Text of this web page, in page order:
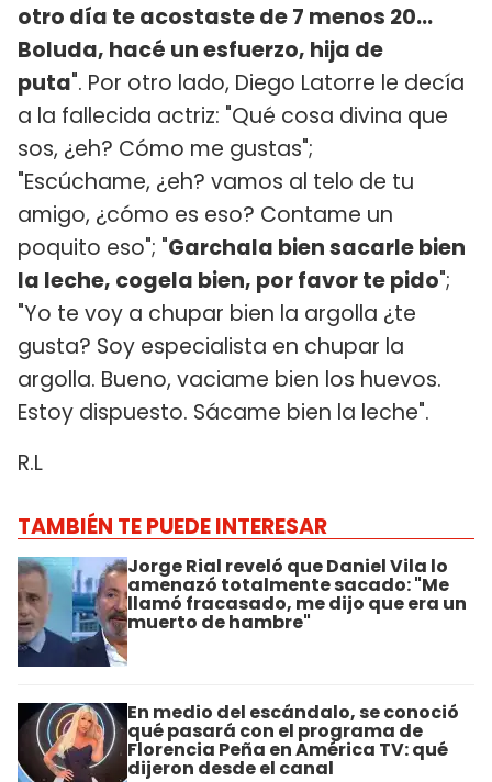
otro día te acostaste de 7 menos 20…
Boluda, hacé un esfuerzo, hija de
puta". Por otro lado, Diego Latorre le decía
a la fallecida actriz: "Qué cosa divina que
sos, ¿eh? Cómo me gustas";
"Escúchame, ¿eh? vamos al telo de tu
amigo, ¿cómo es eso? Contame un
poquito eso"; "Garchala bien sacarle bien
la leche, cogela bien, por favor te pido";
"Yo te voy a chupar bien la argolla ¿te
gusta? Soy especialista en chupar la
argolla. Bueno, vaciame bien los huevos.
Estoy dispuesto. Sácame bien la leche".
R.L
TAMBIÉN TE PUEDE INTERESAR
Jorge Rial reveló que Daniel Vila lo
amenazó totalmente sacado: "Me
llamó fracasado, me dijo que era un
muerto de hambre"
En medio del escándalo, se conoció
qué pasará con el programa de
Florencia Peña en América TV: qué
dijeron desde el canal